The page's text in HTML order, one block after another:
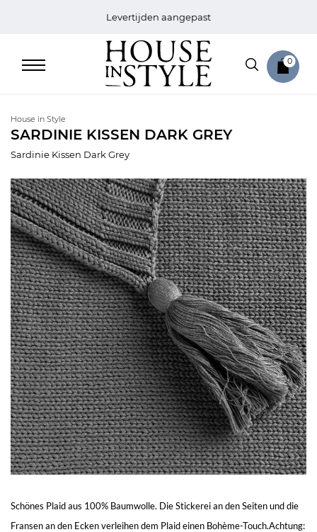
Levertijden aangepast
0
Bed
Sale
Bath
Sale
Living
Sale
Mein
Konto
House in Style
SARDINIE KISSEN DARK GREY
Sardinie Kissen Dark Grey
Schönes Plaid aus 100% Baumwolle. Die Stickerei an den Seiten und die
Fransen an den Ecken verleihen dem Plaid einen Bohème-Touch.Achtung: